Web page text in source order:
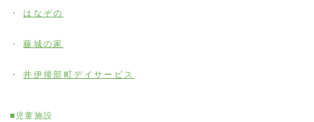
はなぞの
藤城の家
井伊掃部町デイサービス
■児童施設